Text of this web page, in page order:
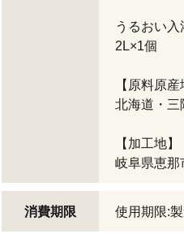
うるおい入
2L×1個
【原料原産
北海道・三
【加工地】
岐阜県恵那
消費期限 使用期限: